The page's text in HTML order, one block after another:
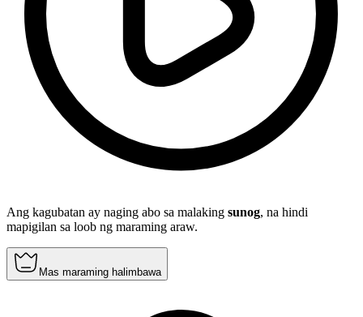
Ang kagubatan ay naging abo sa malaking sunog, na hindi
mapigilan sa loob ng maraming araw.
Mas maraming halimbawa